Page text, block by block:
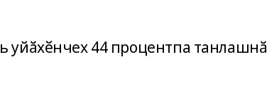
уйӑхӗнчех 44 процентпа танлашнӑ